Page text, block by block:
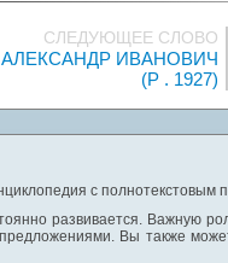
СЛЕДУЮЩЕЕ СЛОВО
ИВАНОВИЧ
(Р . 1927)
с полнотекстовым
развивается. Важную
Вы также